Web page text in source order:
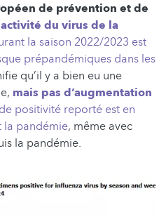
de prévention et de
du virus de la
la saison 2022/2023 est
prépandémiques dans les
qu’il y a bien eu une
mais pas d’augmentation
positivité reporté est en
la pandémie, même avec
la pandémie.